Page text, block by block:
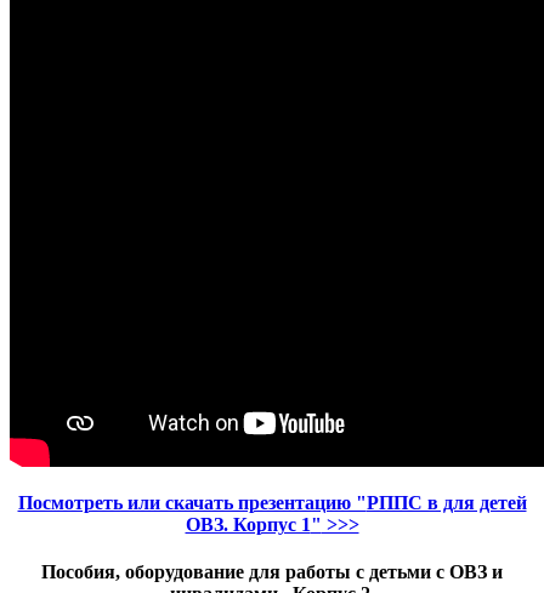
Посмотреть или скачать презентацию "РППС в для детей
ОВЗ. Корпус 1" >>>
Пособия, оборудование для работы с детьми ​с ОВЗ и